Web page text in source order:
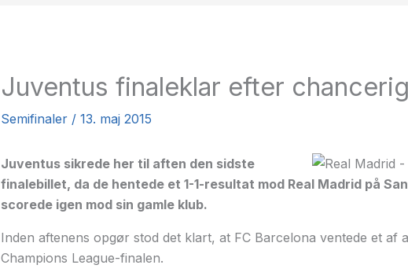
Juventus finaleklar efter
Semifinaler/ 13. maj 2015
Juventus sikrede her til aften den sidste
finalebillet, da de hentede et 1-1-resultat mod Real Madrid på
scorede igen mod sin gamle klub.
Inden aftenens opgør stod det klart, at FC Barcelona ventede et af
Champions League-finalen.